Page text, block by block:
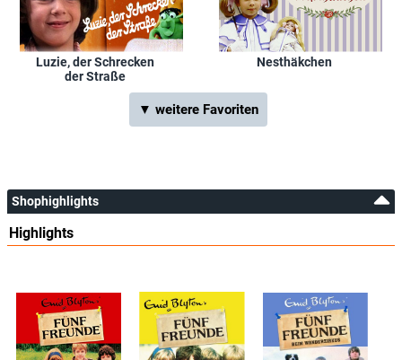
Luzie, der Schrecken
der Straße
Nesthäkchen
▼ weitere Favoriten
Shophighlights
Highlights